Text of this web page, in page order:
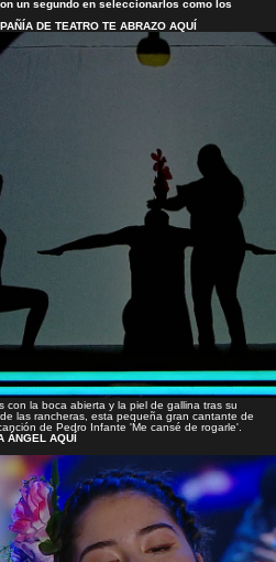
un segundo en seleccionarlos como los
DE TEATRO TE ABRAZO AQUÍ
con la boca abierta y la piel de gallina tras su
las rancheras, esta pequeña gran cantante de
de Pedro Infante 'Me cansé de rogarle'.
ÁNGEL AQUÍ